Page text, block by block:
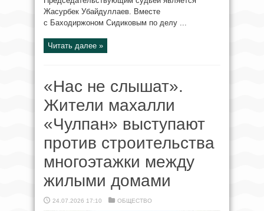
Жасурбек Убайдуллаев. Вместе
с Баходиржоном Сидиковым по делу ...
Читать далее »
«Нас не слышат».
Жители махалли
«Чулпан» выступают
против строительства
многоэтажки между
жилыми домами
24.07.2026 17:10 ОБЩЕСТВО